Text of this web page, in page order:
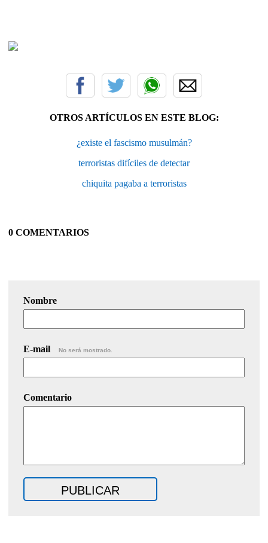
OTROS ARTÍCULOS EN ESTE BLOG:
¿existe el fascismo musulmán?
terroristas difíciles de detectar
chiquita pagaba a terroristas
0 COMENTARIOS
Nombre
E-mail No será mostrado.
Comentario